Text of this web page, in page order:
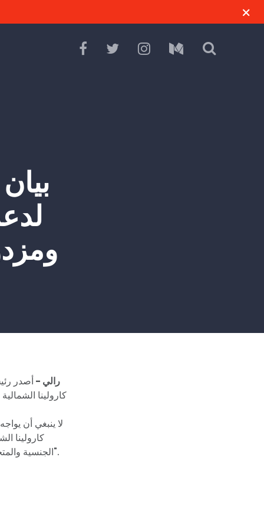
رالي -أصدر
كارولينا
كارولينا
الجنسية والمتحولين جنسياً اليوم وهم يواصلون النضال من أجل الحقوق القانونية والحماية التي يستحقونها".